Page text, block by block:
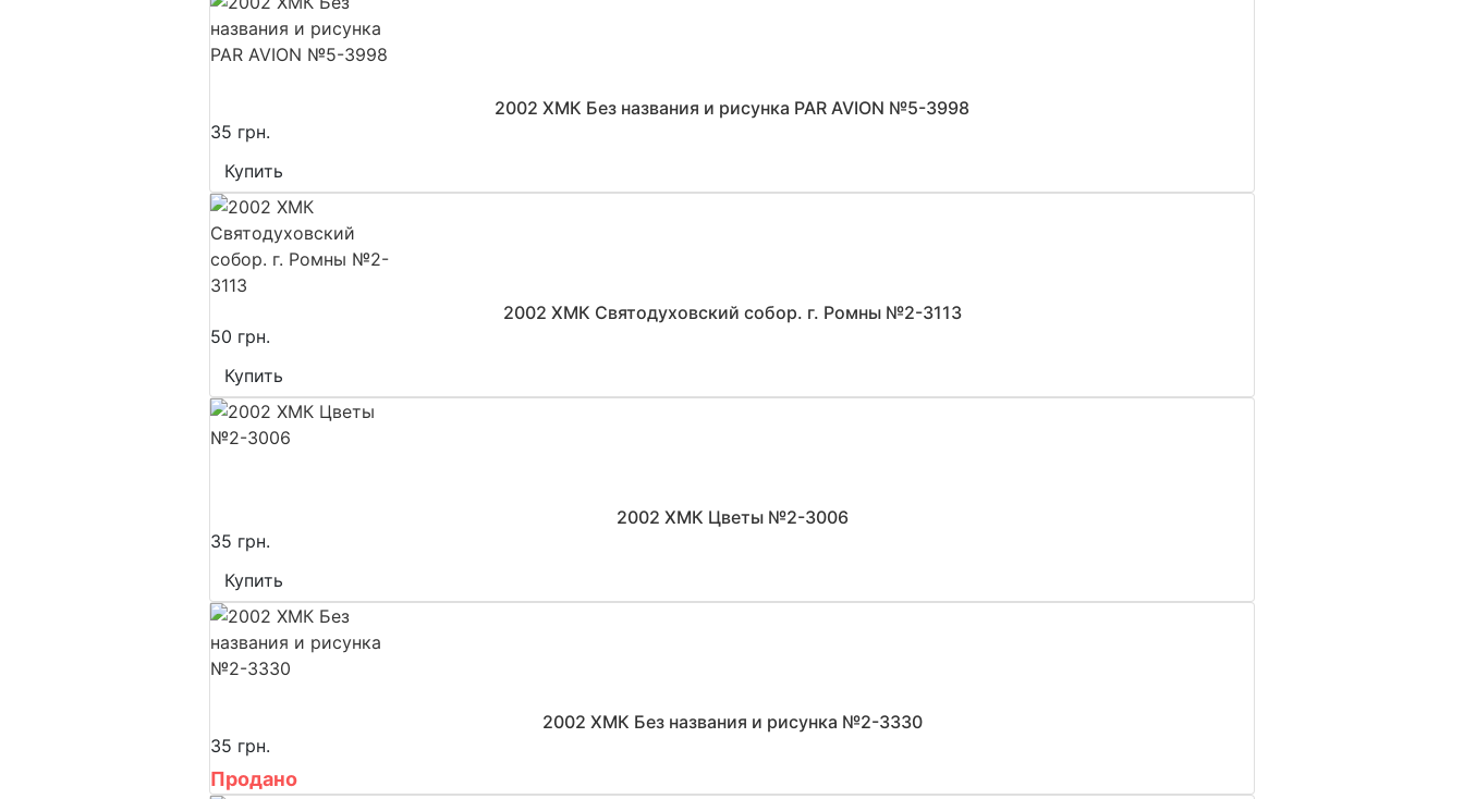
2002 ХМК Без названия и рисунка PAR AVION №5-3998
35 грн.
Купить
2002 ХМК Святодуховский собор. г. Ромны №2-3113
50 грн.
Купить
2002 ХМК Цветы №2-3006
35 грн.
Купить
2002 ХМК Без названия и рисунка №2-3330
35 грн.
Продано